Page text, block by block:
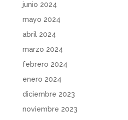
junio 2024
mayo 2024
abril 2024
marzo 2024
febrero 2024
enero 2024
diciembre 2023
noviembre 2023